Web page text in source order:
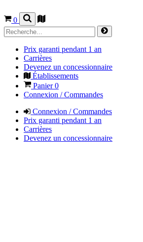
0
Prix garanti pendant 1 an
Carrières
Devenez un concessionnaire
Établissements
Panier0
Connexion / Commandes
Connexion / Commandes
Prix garanti pendant 1 an
Carrières
Devenez un concessionnaire